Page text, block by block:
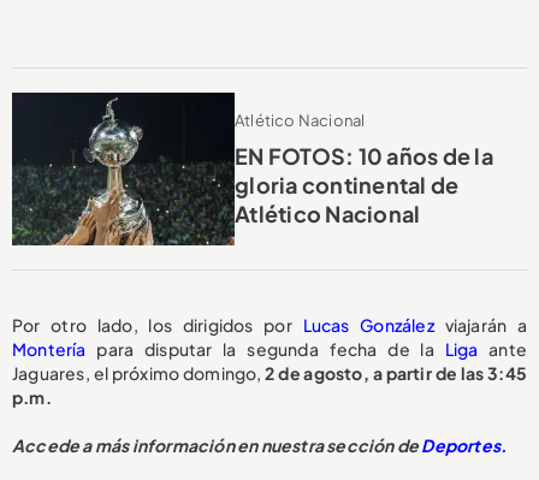
Atlético Nacional
EN FOTOS: 10 años de la
gloria continental de
Atlético Nacional
Por otro lado, los dirigidos por Lucas González viajarán a
Montería para disputar la segunda fecha de la Liga ante
Jaguares, el próximo domingo, 2 de agosto, a partir de las 3:45
p.m.
Accede a más información en nuestra sección deDeportes.